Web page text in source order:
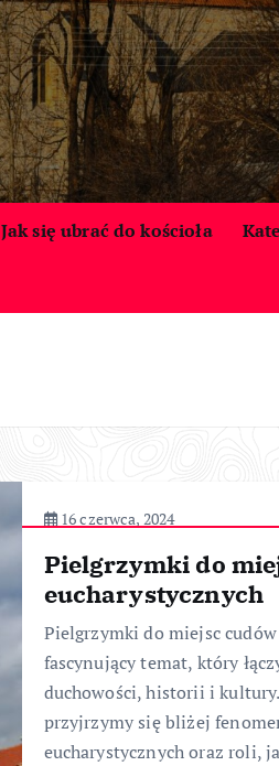
Jak się ubrać do kościoła
16 czerwca, 2024
Pielgrzymki do
eucharystycznych
Pielgrzymki do miejsc
fascynujący temat, który
duchowości, historii i
przyjrzymy się bliżej
eucharystycznych oraz roli,